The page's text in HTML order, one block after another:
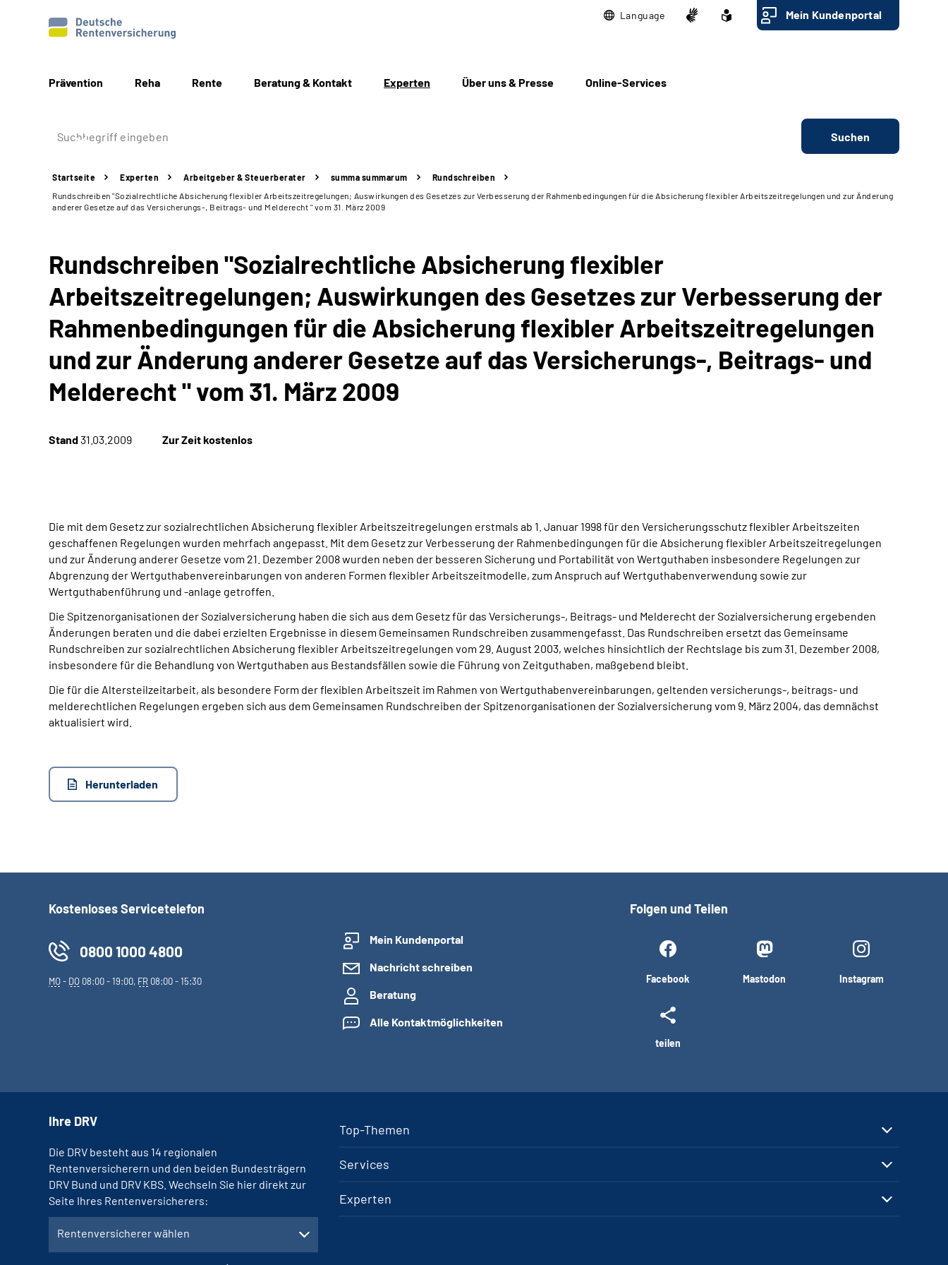
Language Mein Kundenportal
Prävention Reha Rente Beratung & Kontakt Experten Über uns & Presse Online-Services
Suchen
Startseite Experten Arbeitgeber & Steuerberater summa summarum
Rundschreiben
Rundschreiben "Sozialrechtliche Absicherung flexibler Arbeitszeitregelungen; Auswirkungen des Gesetzes zur Verbesserung der Rahmenbedingungen für die Absicherung flexibler Arbeitszeitregelungen und zur Änderung
anderer Gesetze auf das Versicherungs-, Beitrags- und Melderecht " vom 31. März 2009
Rundschreiben "Sozialrechtliche Absicherung flexibler
Arbeitszeitregelungen; Auswirkungen des Gesetzes zur Verbesserung der
Rahmenbedingungen für die Absicherung flexibler Arbeitszeitregelungen
und zur Änderung anderer Gesetze auf das Versicherungs-, Beitrags- und
Melderecht " vom 31. März 2009
Stand31.03.2009 Zur Zeit kostenlos
Die mit dem Gesetz zur sozialrechtlichen Absicherung flexibler Arbeitszeitregelungen erstmals ab 1. Januar 1998 für den Versicherungsschutz flexibler Arbeitszeiten
geschaffenen Regelungen wurden mehrfach angepasst. Mit dem Gesetz zur Verbesserung der Rahmenbedingungen für die Absicherung flexibler Arbeitszeitregelungen
und zur Änderung anderer Gesetze vom 21. Dezember 2008 wurden neben der besseren Sicherung und Portabilität von Wertguthaben insbesondere Regelungen zur
Abgrenzung der Wertguthabenvereinbarungen von anderen Formen flexibler Arbeitszeitmodelle, zum Anspruch auf Wertguthabenverwendung sowie zur
Wertguthabenführung und -anlage getroffen.
Die Spitzenorganisationen der Sozialversicherung haben die sich aus dem Gesetz für das Versicherungs-, Beitrags- und Melderecht der Sozialversicherung ergebenden
Änderungen beraten und die dabei erzielten Ergebnisse in diesem Gemeinsamen Rundschreiben zusammengefasst. Das Rundschreiben ersetzt das Gemeinsame
Rundschreiben zur sozialrechtlichen Absicherung flexibler Arbeitszeitregelungen vom 29. August 2003, welches hinsichtlich der Rechtslage bis zum 31. Dezember 2008,
insbesondere für die Behandlung von Wertguthaben aus Bestandsfällen sowie die Führung von Zeitguthaben, maßgebend bleibt.
Die für die Altersteilzeitarbeit, als besondere Form der flexiblen Arbeitszeit im Rahmen von Wertguthabenvereinbarungen, geltenden versicherungs-, beitrags- und
melderechtlichen Regelungen ergeben sich aus dem Gemeinsamen Rundschreiben der Spitzenorganisationen der Sozialversicherung vom 9. März 2004, das demnächst
aktualisiert wird.
Herunterladen
Kostenloses Servicetelefon
0800 1000 4800
MO- DO 08:00 - 19:00, FR 08:00 - 15:30
Mein Kundenportal
Nachricht schreiben
Beratung
Alle Kontaktmöglichkeiten
Folgen und Teilen
Facebook Mastodon Instagram
teilen
Top-Themen
Services
Experten
Ihre DRV
Die DRV besteht aus 14 regionalen
Rentenversicherern und den beiden Bundesträgern
DRV Bund und DRV KBS. Wechseln Sie hier direkt zur
Seite Ihres Rentenversicherers:
Rentenversicherer wählen